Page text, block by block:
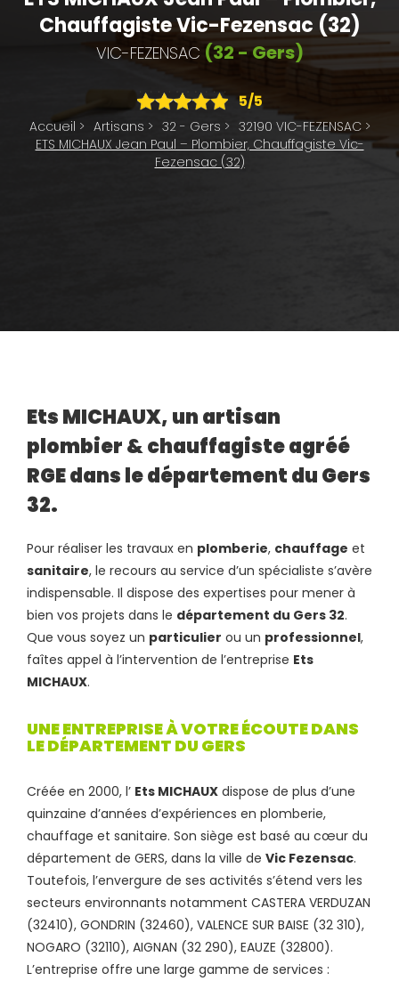
Chauffagiste Vic-Fezensac (32)
VIC-FEZENSAC (32 - Gers)
5/5
Accueil > Artisans > 32 - Gers > 32190 VIC-FEZENSAC >
ETS MICHAUX Jean Paul – Plombier, Chauffagiste Vic-
Fezensac (32)
Ets MICHAUX, un artisan
plombier & chauffagiste agréé
RGE dans le département du Gers
32.
Pour réaliser les travaux en plomberie, chauffage et
sanitaire, le recours au service d’un spécialiste s’avère
indispensable. Il dispose des expertises pour mener à
bien vos projets dans le département du Gers 32.
Que vous soyez un particulier ou un professionnel,
faîtes appel à l’intervention de l’entreprise Ets
MICHAUX.
UNE ENTREPRISE À VOTRE ÉCOUTE DANS
LE DÉPARTEMENT DU GERS
Créée en 2000, l’ Ets MICHAUX dispose de plus d’une
quinzaine d’années d’expériences en plomberie,
chauffage et sanitaire. Son siège est basé au cœur du
département de GERS, dans la ville de Vic Fezensac.
Toutefois, l’envergure de ses activités s’étend vers les
secteurs environnants notamment CASTERA VERDUZAN
(32410), GONDRIN (32460), VALENCE SUR BAISE (32 310),
NOGARO (32110), AIGNAN (32 290), EAUZE (32800).
L’entreprise offre une large gamme de services :